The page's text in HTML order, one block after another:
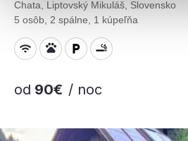
Chata, Liptovský Mikuláš, Slovensko
5 osôb, 2 spálne, 1 kúpeľňa
od 90€ / noc